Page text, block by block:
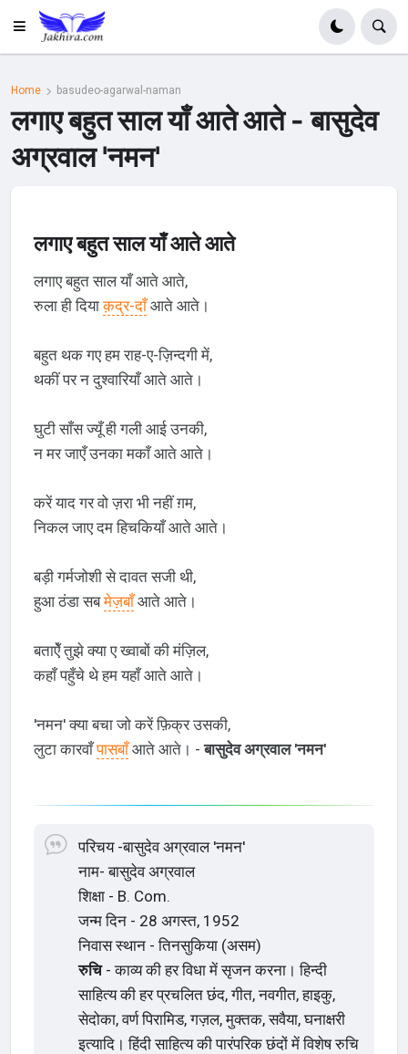
Home basudeo-agarwal-naman
लगाए बहुत साल याँ आते आते - बासुदेव
अग्रवाल 'नमन'
लगाए बहुत साल याँ आते आते
लगाए बहुत साल याँ आते आते,
रुला ही दियाक़द्र-दाँआते आते।
बहुत थक गए हम राह-ए-ज़िन्दगी में,
थकीं पर न दुश्वारियाँ आते आते।
घुटी साँस ज्यूँ ही गली आई उनकी,
न मर जाएँ उनका मकाँ आते आते।
करें याद गर वो ज़रा भी नहीं ग़म,
निकल जाए दम हिचकियाँ आते आते।
बड़ी गर्मजोशी से दावत सजी थी,
हुआ ठंडा सबमेज़बाँआते आते।
बताऐँ तुझे क्या ए ख्वाबों की मंज़िल,
कहाँ पहुँचे थे हम यहाँ आते आते।
'नमन' क्या बचा जो करें फ़िक्र उसकी,
लुटा कारवाँपासबाँआते आते। -बासुदेव अग्रवाल 'नमन'
परिचय -बासुदेव अग्रवाल 'नमन'
नाम- बासुदेव अग्रवाल
शिक्षा - B. Com.
जन्म दिन - 28 अगस्त, 1952
निवास स्थान - तिनसुकिया (असम)
रुचि- काव्य की हर विधा में सृजन करना। हिन्दी
साहित्य की हर प्रचलित छंद, गीत, नवगीत, हाइकु,
सेदोका, वर्ण पिरामिड, गज़ल, मुक्तक, सवैया, घनाक्षरी
इत्यादि। हिंदी साहित्य की पारंपरिक छंदों में विशेष रुचि